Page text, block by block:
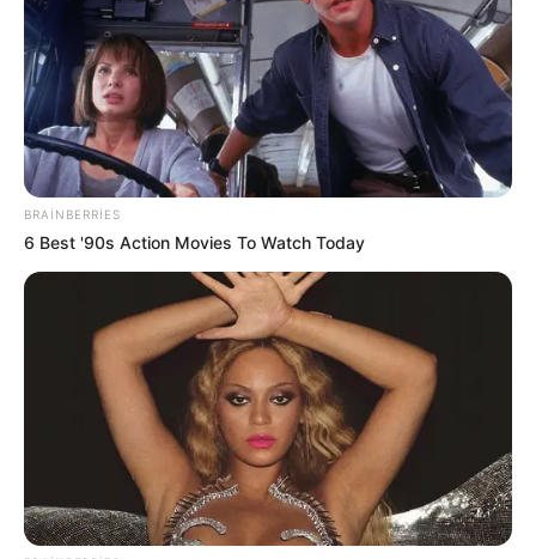
0 0
16:55 / 06 Avqust 2026
Dövlət dəstəyi almaq istəyən özəl
bağçalar üçünşərt açıqlandı
0
BRAINBERRIES
6 Best '90s Action Movies To Watch Today